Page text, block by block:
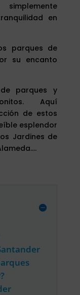
en
parques de
su encanto
parques y
Aquí
de estos
esplendor
Jardines de